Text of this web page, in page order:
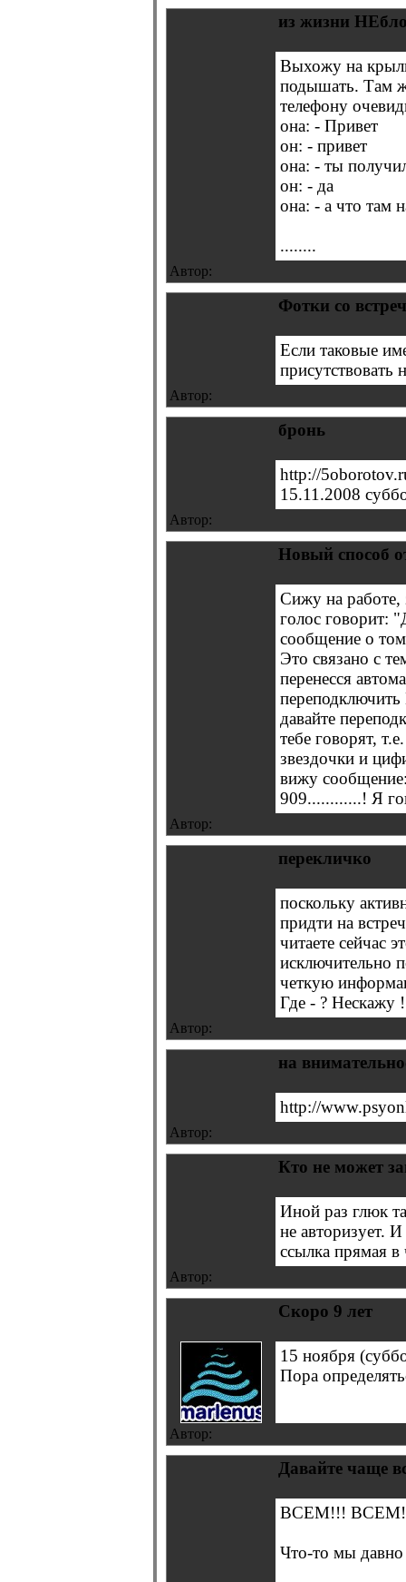
из жизни
Выхожу на
подышать. Там
телефону
она: - Привет
он: - привет
она: - ты
он: - да
она: - а что там
........
Автор:
Фотки со
Если таковые
присутствовать
Автор:
бронь
http://
15.11.2008
Автор:
Новый способ
Сижу на
голос говорит:
сообщение о
Это связано с
перенесся
давайте
тебе говорят,
звездочки и
вижу сообщение:
909............! Я
Автор:
перекличко
поскольку
придти на
читаете сейчас
исключительно
четкую
Где - ? Нескажу
Автор:
на
http://
Автор:
Кто не может
Иной раз глюк
не авторизует.
ссылка прямая
Автор:
Скоро 9 лет
15 ноября
Пора
Автор:
Давайте чаще
ВСЕМ!!!
Что-то мы